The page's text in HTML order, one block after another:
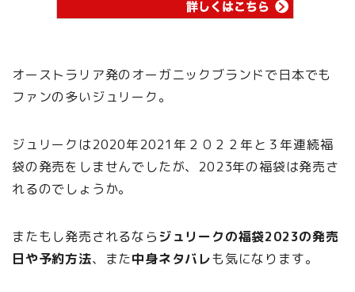
オーストラリア発のオーガニックブランドで日本でも
ファンの多いジュリーク。
ジュリークは2020年2021年２０２２年と３年連続福
袋の発売をしませんでしたが、2023年の福袋は発売さ
れるのでしょうか。
またもし発売されるなら ジュリークの福袋2023の発売
日や予約方法、また中身ネタバレも気になります。